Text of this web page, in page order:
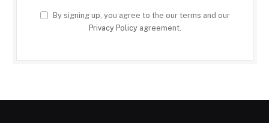
By signing up, you agree to the our terms and our
Privacy Policyagreement.